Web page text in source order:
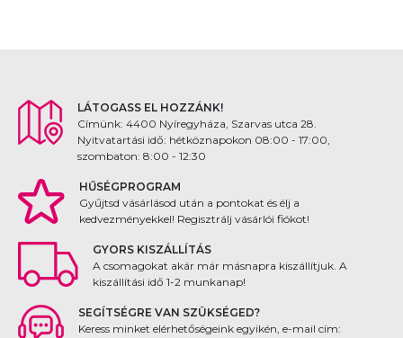
LÁTOGASS EL HOZZÁNK!
Címünk: 4400 Nyíregyháza, Szarvas utca 28.
Nyitvatartási idő: hétköznapokon 08:00 - 17:00,
szombaton: 8:00 - 12:30
HŰSÉGPROGRAM
Gyűjtsd vásárlásod után a pontokat és élj a
kedvezményekkel! Regisztrálj vásárlói fiókot!
GYORS KISZÁLLÍTÁS
A csomagokat akár már másnapra kiszállítjuk. A
kiszállítási idő 1-2 munkanap!
SEGÍTSÉGRE VAN SZÜKSÉGED?
Keress minket elérhetőségeink egyikén, e-mail cím: